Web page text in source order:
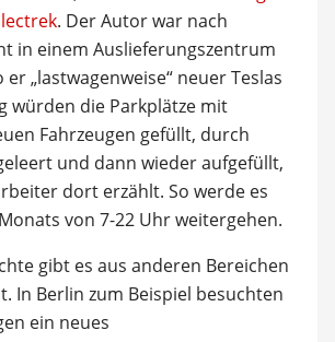
. Der Autor war nach
in einem Auslieferungszentrum
er „lastwagenweise“ neuer Teslas
würden die Parkplätze mit
Fahrzeugen gefüllt, durch
und dann wieder aufgefüllt,
dort erzählt. So werde es
von 7-22 Uhr weitergehen.
gibt es aus anderen Bereichen
In Berlin zum Beispiel besuchten
ein neues